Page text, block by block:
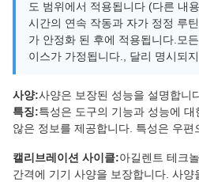
도 범위에서 적용됩니다 (다른 내
시간의 연속 작동과 자가 정정 루
가 안정화 된 후에 적용됩니다.모
이스가 가정됩니다., 달리 명시되
사양:사양은 보장된 성능을 설명합니
특징:특성은 도구의 기능과 성능에
않은 정보를 제공합니다. 특성은 우편
캘리브레이션 사이클:아길렌트 테크
간격에 기기 사양을 보장합니다. 사